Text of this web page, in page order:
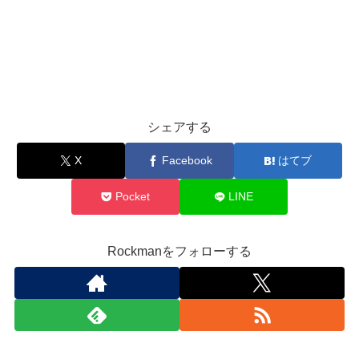
シェアする
X Facebook はてブ
Pocket LINE
Rockmanをフォローする